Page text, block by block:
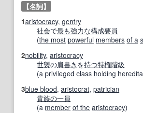
【名詞】
1aristocracy, gentry
社会で最も強力な構成要員
(the most powerful members of a
2nobility, aristocracy
世襲の肩書き を持つ特権階級
(a privileged class holding
3blue blood, aristocrat, patrician
貴族の一員
(a member of the aristocracy)